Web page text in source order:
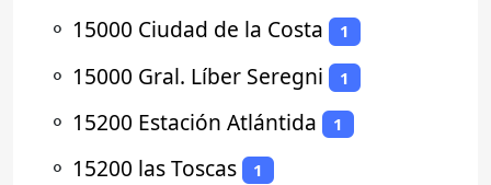
⚬ 15000 Ciudad de la Costa 1
⚬ 15000 Gral. Líber Seregni 1
⚬ 15200 Estación Atlántida 1
⚬ 15200 las Toscas 1